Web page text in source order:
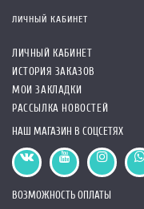
ЛИЧНЫЙ КАБИНЕТ
ЛИЧНЫЙ КАБИНЕТ
ИСТОРИЯ ЗАКАЗОВ
МОИ ЗАКЛАДКИ
РАССЫЛКА НОВОСТЕЙ
НАШ МАГАЗИН В СОЦСЕТЯХ
ВОЗМОЖНОСТЬ ОПЛАТЫ